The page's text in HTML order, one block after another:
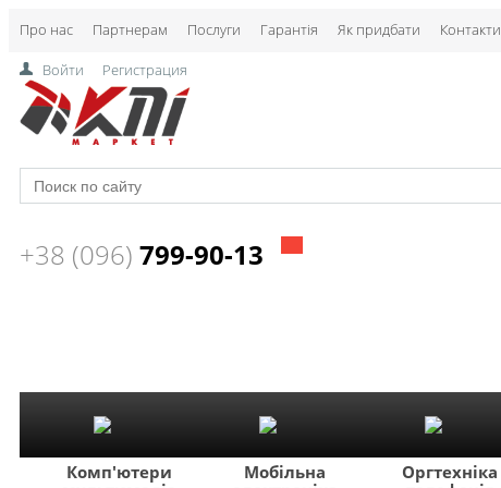
Про нас Партнерам Послуги Гарантія Як придбати Контакти
Войти Регистрация
+38 (096) 799-90-13
Комп'ютери
Мобільна
Оргтехніка